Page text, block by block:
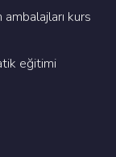
kurs
eği̇ti̇mi̇